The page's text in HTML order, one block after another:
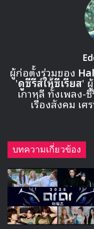
🎙GYUBIN ปลื้มเมื
MV เพลงใ
▶ ค
ผู้ก่อตั้งร่วมของ
'ดูซีรีส์ให้ซีเรียส'
เกาหลี ทั้งเพลง-
เรื่องสังคม เ
บทความเกี่ยวข้อง